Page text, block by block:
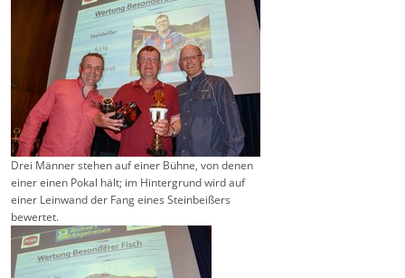
Drei Männer stehen auf einer Bühne, von denen
einer einen Pokal hält; im Hintergrund wird auf
einer Leinwand der Fang eines Steinbeißers
bewertet.